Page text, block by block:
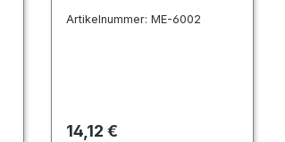
Artikelnummer:ME-6002
Regulärer Preis:
14,12 €